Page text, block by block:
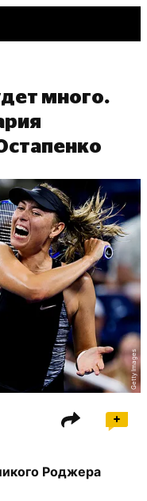
много.
Getty Images
Роджера